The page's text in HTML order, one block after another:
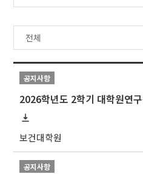
공지사항
2026학년도 2학기 대학원연
보건대학원
공지사항